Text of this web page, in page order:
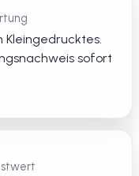
Kleingedrucktes.
sofort